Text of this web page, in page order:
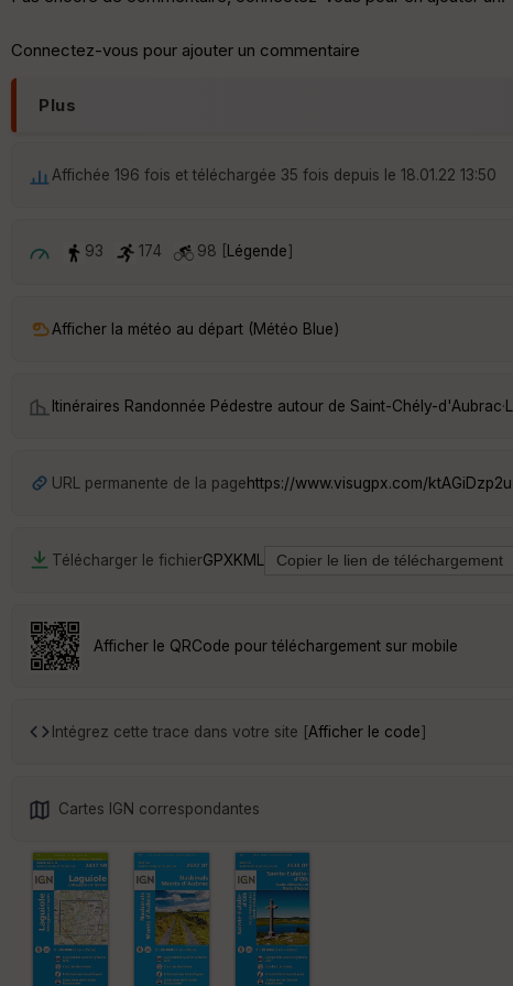
Connectez-vous pour ajouter un commentaire
Plus
Affichée 196 fois et téléchargée 35 fois depuis le 18.01.22 13:50
93 174 98 [ Légende]
Afficher la météo au départ (Météo Blue)
Itinéraires Randonnée Pédestre autour de Saint-Chély-d'Aubrac·
URL permanente de la pagehttps://www.visugpx.com/ktAGiDzp2u
Télécharger le fichierGPXKML
Afficher le QRCode pour téléchargement sur mobile
Intégrez cette trace dans votre site [Afficher le code]
Cartes IGN correspondantes